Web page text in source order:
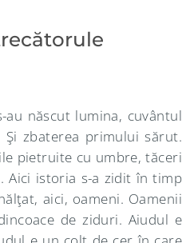
au născut lumina, cuvântul
Şi zbaterea primului sărut.
pietruite cu umbre, tăceri
Aici istoria s-a zidit în timp
aici, oameni. Oamenii
de ziduri. Aiudul e